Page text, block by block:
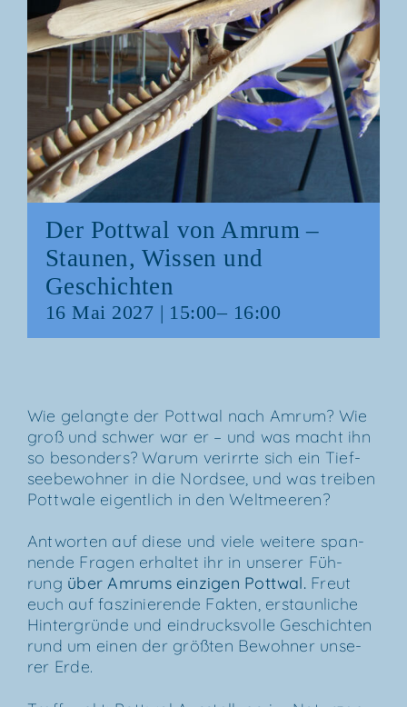
Der Pott­wal von Amrum –
Stau­nen, Wis­sen und
Geschichten
16 Mai 2027 | 15:00– 16:00
Wie gelang­te der Pott­wal nach Amrum? Wie
groß und schwer war er – und was macht ihn
so beson­ders? War­um ver­irr­te sich ein Tief­
see­be­woh­ner in die Nord­see, und was trei­ben
Pott­wa­le eigent­lich in den Weltmeeren?
Ant­wor­ten auf die­se und vie­le wei­te­re span­
nen­de Fra­gen erhal­tet ihr in unse­rer Füh­
rung über Amrums ein­zi­gen Pott­wal.Freut
euch auf fas­zi­nie­ren­de Fak­ten, erstaun­li­che
Hin­ter­grün­de und ein­drucks­vol­le Geschich­ten
rund um einen der größ­ten Bewoh­ner unse­
rer Erde.